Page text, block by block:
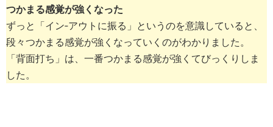
つかまる感覚が強くなった
ずっと「イン‐アウトに振る」というのを意識していると、
段々つかまる感覚が強くなっていくのがわかりました。
「背面打ち」は、一番つかまる感覚が強くてびっくりしま
した。